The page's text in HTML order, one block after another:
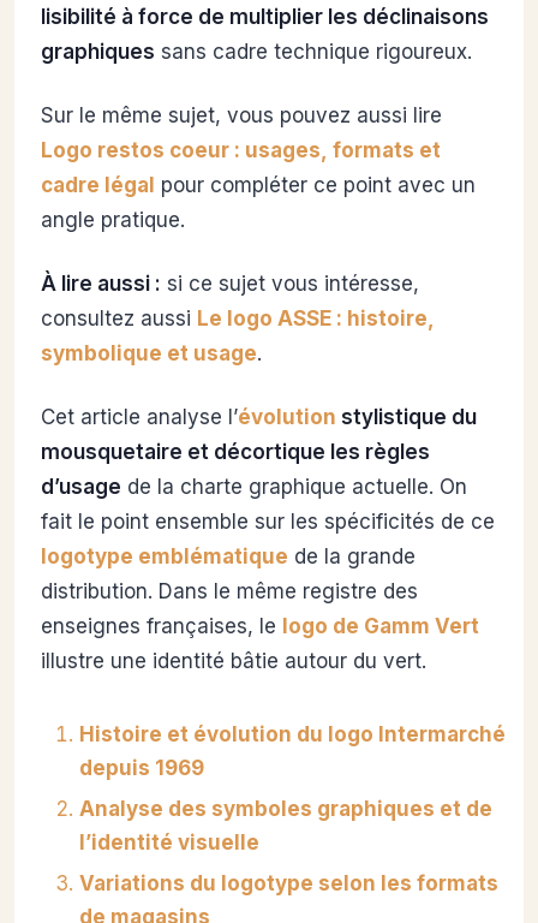
lisibilité à force de multiplier les déclinaisons
graphiques sans cadre technique rigoureux.
Sur le même sujet, vous pouvez aussi lire
Logo restos coeur : usages, formats et
cadre légal pour compléter ce point avec un
angle pratique.
À lire aussi : si ce sujet vous intéresse,
consultez aussi Le logo ASSE : histoire,
symbolique et usage.
Cet article analyse l’évolution stylistique du
mousquetaire et décortique les règles
d’usage de la charte graphique actuelle. On
fait le point ensemble sur les spécificités de ce
logotype emblématique de la grande
distribution. Dans le même registre des
enseignes françaises, le logo de Gamm Vert
illustre une identité bâtie autour du vert.
Histoire et évolution du logo Intermarché
depuis 1969
Analyse des symboles graphiques et de
l’identité visuelle
Variations du logotype selon les formats
de magasins